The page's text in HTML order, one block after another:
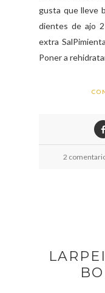
gusta que lleve
dientes de ajo
extra
Poner a
2